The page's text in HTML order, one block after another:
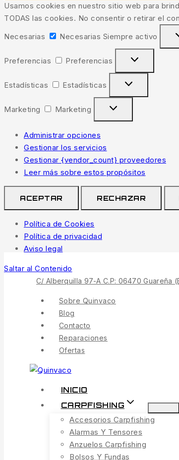
Usamos cookies en nuestro sitio web para
TODAS las cookies. No consentir o retirar el
Necesarias
Necesarias Siempre activo
Preferencias Preferencias
Estadísticas Estadísticas
Marketing Marketing
Administrar opciones
Gestionar los servicios
Gestionar {vendor_count} proveedores
Leer más sobre estos propósitos
ACEPTAR RECHAZAR
Política de Cookies
Política de privacidad
Aviso legal
Saltar al Contenido
C/ Alberquilla 97-A C.P: 06470 Guareña
Sobre Quinvaco
Blog
Contacto
Reparaciones
Ofertas
INICIO
CARPFISHING
Accesorios Carpfishing
Alarmas Y Tensores
Anzuelos Carpfishing
Bolsos Y Fundas